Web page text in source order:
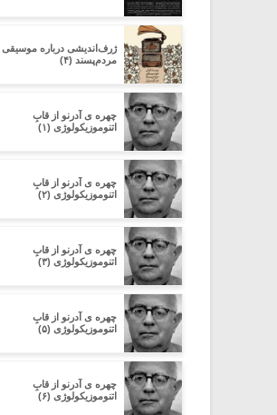
ژرف‌اندیشی درباره‌ موسیقی
مردم‌پسند (۴)
چهره ی آدرنو از قابِ
اتنوموزیکولوژی (۱)
چهره ی آدرنو از قابِ
اتنوموزیکولوژی (۲)
چهره ی آدرنو از قابِ
اتنوموزیکولوژی (۳)
چهره ی آدرنو از قابِ
اتنوموزیکولوژی (۵)
چهره ی آدرنو از قابِ
اتنوموزیکولوژی (۶)